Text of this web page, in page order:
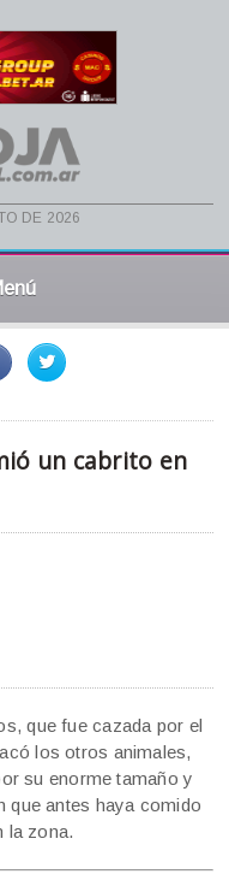
de 2026
un cabrito en
que fue cazada por el
los otros animales,
su enorme tamaño y
que antes haya comido
la zona.